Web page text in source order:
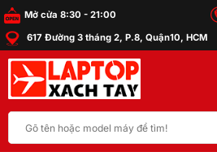
Bỏ
qua
nội
dung
Mở cửa 8:30 - 21:00
617 Đường 3 tháng 2, P.8, Quận10, HCM
kiếm: